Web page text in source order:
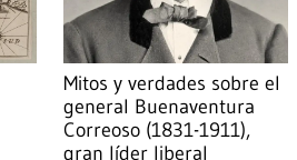
Mitos y verdades sobre el
general Buenaventura
Correoso (1831-1911),
gran líder liberal